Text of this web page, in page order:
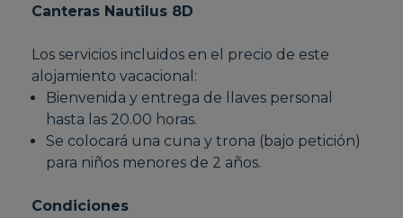
Canteras Nautilus 8D
Los servicios incluidos en el precio de este
alojamiento vacacional:
Bienvenida y entrega de llaves personal
hasta las 20.00 horas.
Se colocará una cuna y trona (bajo petición)
para niños menores de 2 años.
Condiciones